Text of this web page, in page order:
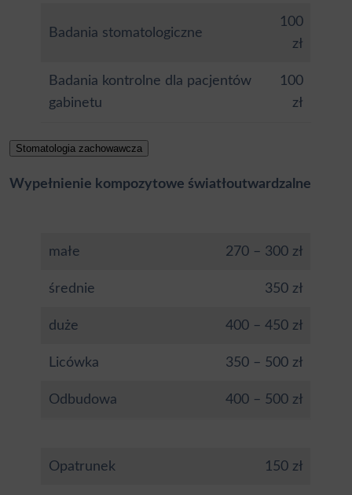
Badania stomatologiczne
100
zł
Badania kontrolne dla pacjentów
gabinetu
100
zł
Stomatologia zachowawcza
Wypełnienie kompozytowe światłoutwardzalne
małe 270 – 300 zł
średnie 350 zł
duże 400 – 450 zł
Licówka 350 – 500 zł
Odbudowa 400 – 500 zł
Opatrunek 150 zł